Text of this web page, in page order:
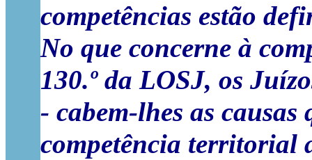
competências estão
No que concerne à
130.º da LOSJ, os
- cabem-lhes as
competência territorial